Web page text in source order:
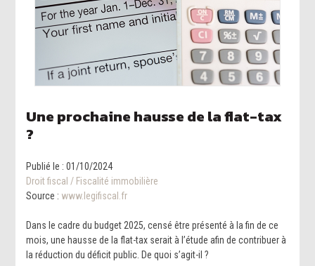
Une prochaine hausse de la flat-tax
?
Publié le :01/10/2024
Droit fiscal / Fiscalité immobilière
Source : www.legifiscal.fr
Dans le cadre du budget 2025, censé être présenté à la fin de ce
mois, une hausse de la flat-tax serait à l’étude afin de contribuer à
la réduction du déficit public. De quoi s’agit-il ?